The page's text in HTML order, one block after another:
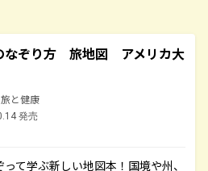
なぞり方 旅地図 アメリカ大
と健康
発売
て学ぶ新しい地図本！国境や州、